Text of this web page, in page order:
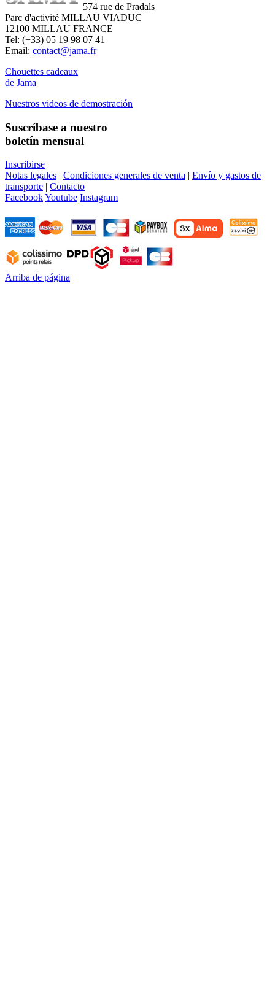
574 rue de Pradals
Parc d'activité MILLAU VIADUC
12100 MILLAU FRANCE
Tel: (+33) 05 19 98 07 41
Email: contact@jama.fr
Chouettes cadeaux
de Jama
Nuestros videos de demostración
Suscríbase a nuestro
boletín mensual
Inscribirse
Notas legales | Condiciones generales de venta | Envío y gastos de
transporte | Contacto
FacebookYoutube Instagram
Arriba de página